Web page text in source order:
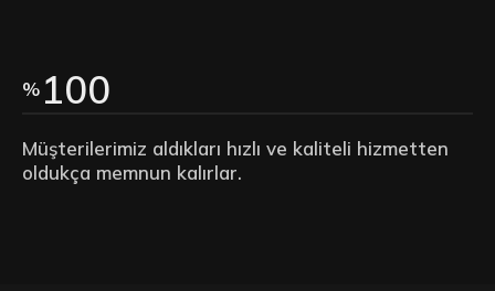
% 100
Müşterilerimiz aldıkları hızlı ve kaliteli hizmetten
oldukça memnun kalırlar.